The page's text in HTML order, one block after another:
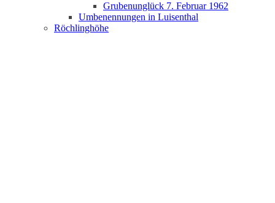
Grubenunglück 7. Februar 1962
Umbenennungen in Luisenthal
Röchlinghöhe